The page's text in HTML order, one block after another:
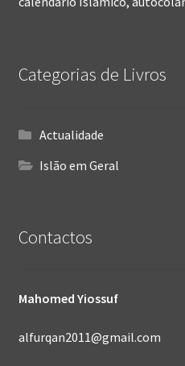
Categorias de Livros
Actualidade
Islão em Geral
Contactos
Mahomed Yiossuf
alfurqan2011@gmail.com